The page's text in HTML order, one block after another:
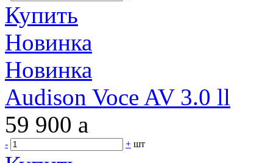
Купить
Новинка
Новинка
Audison Voce AV 3.0 ll
59 900 a
- + шт